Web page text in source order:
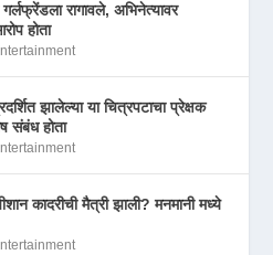
रागावले, अभिनेत्यावर
होता
झालेल्या या चित्रपटाचा प्रेक्षक
संबंध होता
कादरीची मैत्री झाली? मनमानी मध्ये